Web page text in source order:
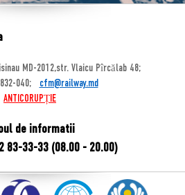
MD-2012,str. Vlaicu Pîrcălab 48;
040;
cfm@railway.md
ANTICORUPȚIE
de informatii
83-33-33 (08.00 - 20.00)